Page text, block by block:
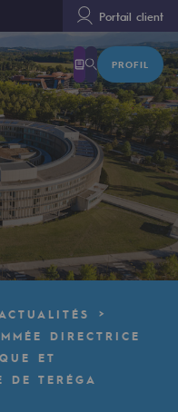
Portail client
PROFIL
énergétique
et ouverte
adaptative et
DIRECTRICE
ET
DE TERÉGA